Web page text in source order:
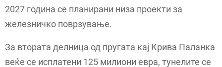
2027 година се планирани низа проекти за
железничко поврзување.
За втората делница од пругата кај Крива Паланка
веќе се исплатени 125 милиони евра, тунелите се